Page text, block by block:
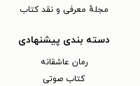
مجلهٔ معرفی و نقد کتاب
دسته بندی پیشنهادی
رمان عاشقانه
کتاب‌ صوتی